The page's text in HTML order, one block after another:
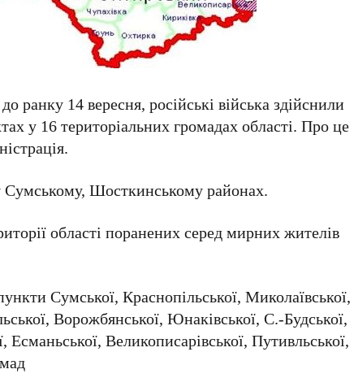
ранку 14 вересня, російські війська здійснили
у 16 територіальних громадах області. Про це
Сумському, Шосткинському районах.
області поранених серед мирних жителів
Сумської, Краснопільської, Миколаївської,
Ворожбянської, Юнаківської, С.-Будської,
Великописарівської, Путивльської,